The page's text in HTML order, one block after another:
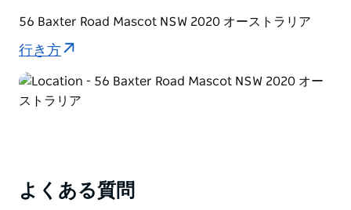
56 Baxter Road Mascot NSW 2020 オーストラリア
行き方
よくある質問